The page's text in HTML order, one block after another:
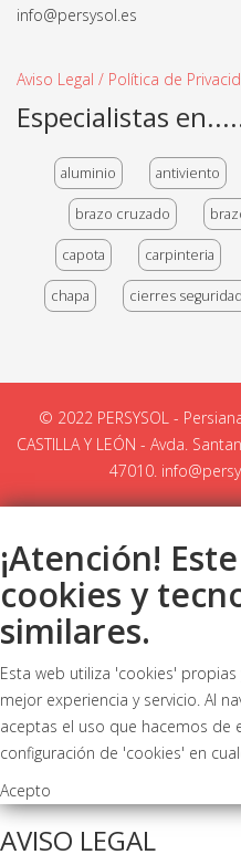
info@persysol.es
Aviso Legal / Política de
Especialistas
aluminio antiviento
brazo cruzado
capota carpinteria
chapa cierres seguridad
© 2022 PERSYSOL -
CASTILLA Y LEÓN - Avda.
47010.
¡Atención!
cookies y
similares.
Esta web utiliza 'cookies'
mejor experiencia y servicio. Al
aceptas el uso que hacemos de
configuración de 'cookies' en
Acepto
AVISO LEGAL